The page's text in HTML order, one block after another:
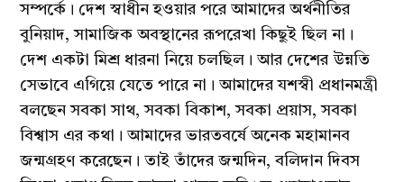
সম্পর্কে। দেশ স্বাধীন হওয়ার পরে আমাদের অর্থনীতির
বুনিয়াদ, সামাজিক অবস্থানের রূপরেখা কিছুই ছিল না।
দেশ একটা মিশ্র ধারনা নিয়ে চলছিল। আর দেশের উন্নতি
সেভাবে এগিয়ে যেতে পারে না। আমাদের যশস্বী প্রধানমন্ত্রী
বলছেন সবকা সাথ, সবকা বিকাশ, সবকা প্রয়াস, সবকা
বিশ্বাস এর কথা। আমাদের ভারতবর্ষে অনেক মহামানব
জন্মগ্রহণ করেছেন। তাই তাঁদের জন্মদিন, বলিদান দিবস